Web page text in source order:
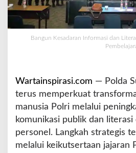
o
a
L
i
a
Bangun Kesadaran Informasi dan
Wartainspirasi.com — Polda
terus memperkuat
manusia Polri melalui
komunikasi publik dan
personel. Langkah strategis
melalui keikutsertaan jajaran